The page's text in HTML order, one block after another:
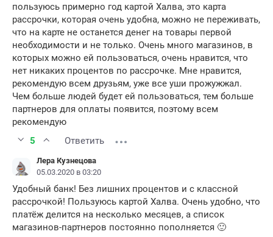
пользуюсь примерно год картой Халва, это карта
рассрочки, которая очень удобна, можно не переживать,
что на карте не останется денег на товары первой
необходимости и не только. Очень много магазинов, в
которых можно ей пользоваться, очень нравится, что
нет никаких процентов по рассрочке. Мне нравится,
рекомендую всем друзьям, уже все уши прожужжал.
Чем больше людей будет ей пользоваться, тем больше
партнеров для оплаты появится, поэтому всем
рекомендую
5
Ответить
Лера Кузнецова
05.03.2020 в 03:20
Удобный банк! Без лишних процентов и с классной
рассрочкой! Пользуюсь картой Халва. Очень удобно, что
платёж делится на несколько месяцев, а список
магазинов-партнеров постоянно пополняется 🙂